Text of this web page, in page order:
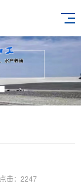
点击：2247